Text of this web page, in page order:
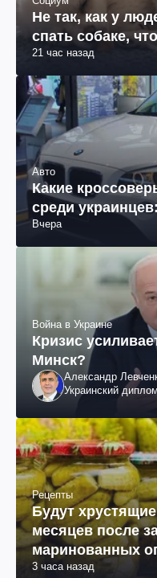
Не так, как у
спать собаке,
21 час назад
Авто
Какие
среди
Вчера
Война в Украине
Кризис
Минск?
Александр
Украинский
Рецепты
Будут
месяцев после
маринованных
3 часа назад